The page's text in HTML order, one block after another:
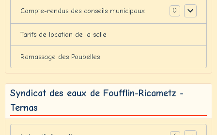
Compte-rendus des conseils municipaux 0
Tarifs de location de la salle
Ramassage des Poubelles
Syndicat des eaux de Foufflin-Ricametz -
Ternas